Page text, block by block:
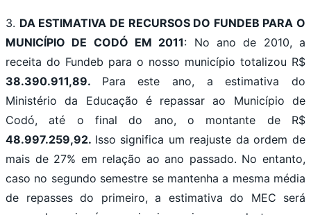
3. DA ESTIMATIVA DE RECURSOS DO FUNDEB PARA O
MUNICÍPIO DE CODÓ EM 2011: No ano de 2010, a
receita do Fundeb para o nosso município totalizou R$
38.390.911,89. Para este ano, a estimativa do
Ministério da Educação é repassar ao Município de
Codó, até o final do ano, o montante de R$
48.997.259,92. Isso significa um reajuste da ordem de
mais de 27% em relação ao ano passado. No entanto,
caso no segundo semestre se mantenha a mesma média
de repasses do primeiro, a estimativa do MEC será